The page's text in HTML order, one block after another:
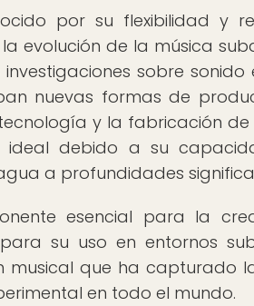
por su flexibilidad y
evolución de la música
sobre sonido
nuevas formas de
y la fabricación
ideal debido a su
a profundidades
esencial para la
su uso en entornos
que ha capturado
en todo el mundo.